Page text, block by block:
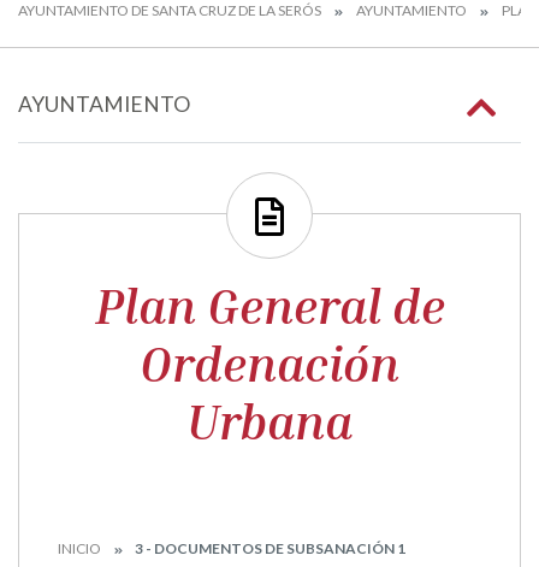
AYUNTAMIENTO DE SANTA CRUZ DE LA SERÓS AYUNTAMIENTO
AYUNTAMIENTO
Plan General de
Ordenación
Urbana
INICIO 3 - DOCUMENTOS DE SUBSANACIÓN 1